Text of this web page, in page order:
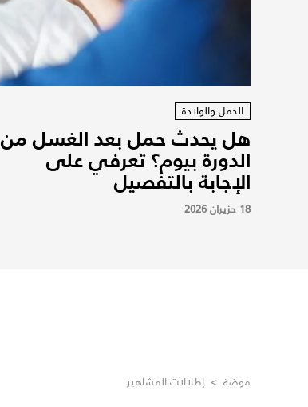
الحمل والولادة
هل يحدث حمل بعد الغسل من
الدورة بيوم؟ تعرفي على
الإجابة بالتفصيل
18 حزيران 2026
موضة > إطلالات المشاهير